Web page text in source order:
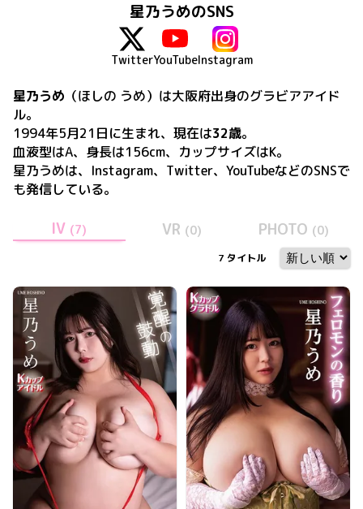
星乃うめのSNS
TwitterYouTubeInstagram
星乃うめ （ほしの うめ） は大阪府出身のグラビアアイド
ル。
1994年5月21日に生まれ、現在は32歳。
血液型はA、身長は156cm、カップサイズはK。
星乃うめは、 Instagram、Twitter、YouTubeなどのSNSで
も発信している。
IV (7) VR (0) PHOTO (0)
7 タイトル